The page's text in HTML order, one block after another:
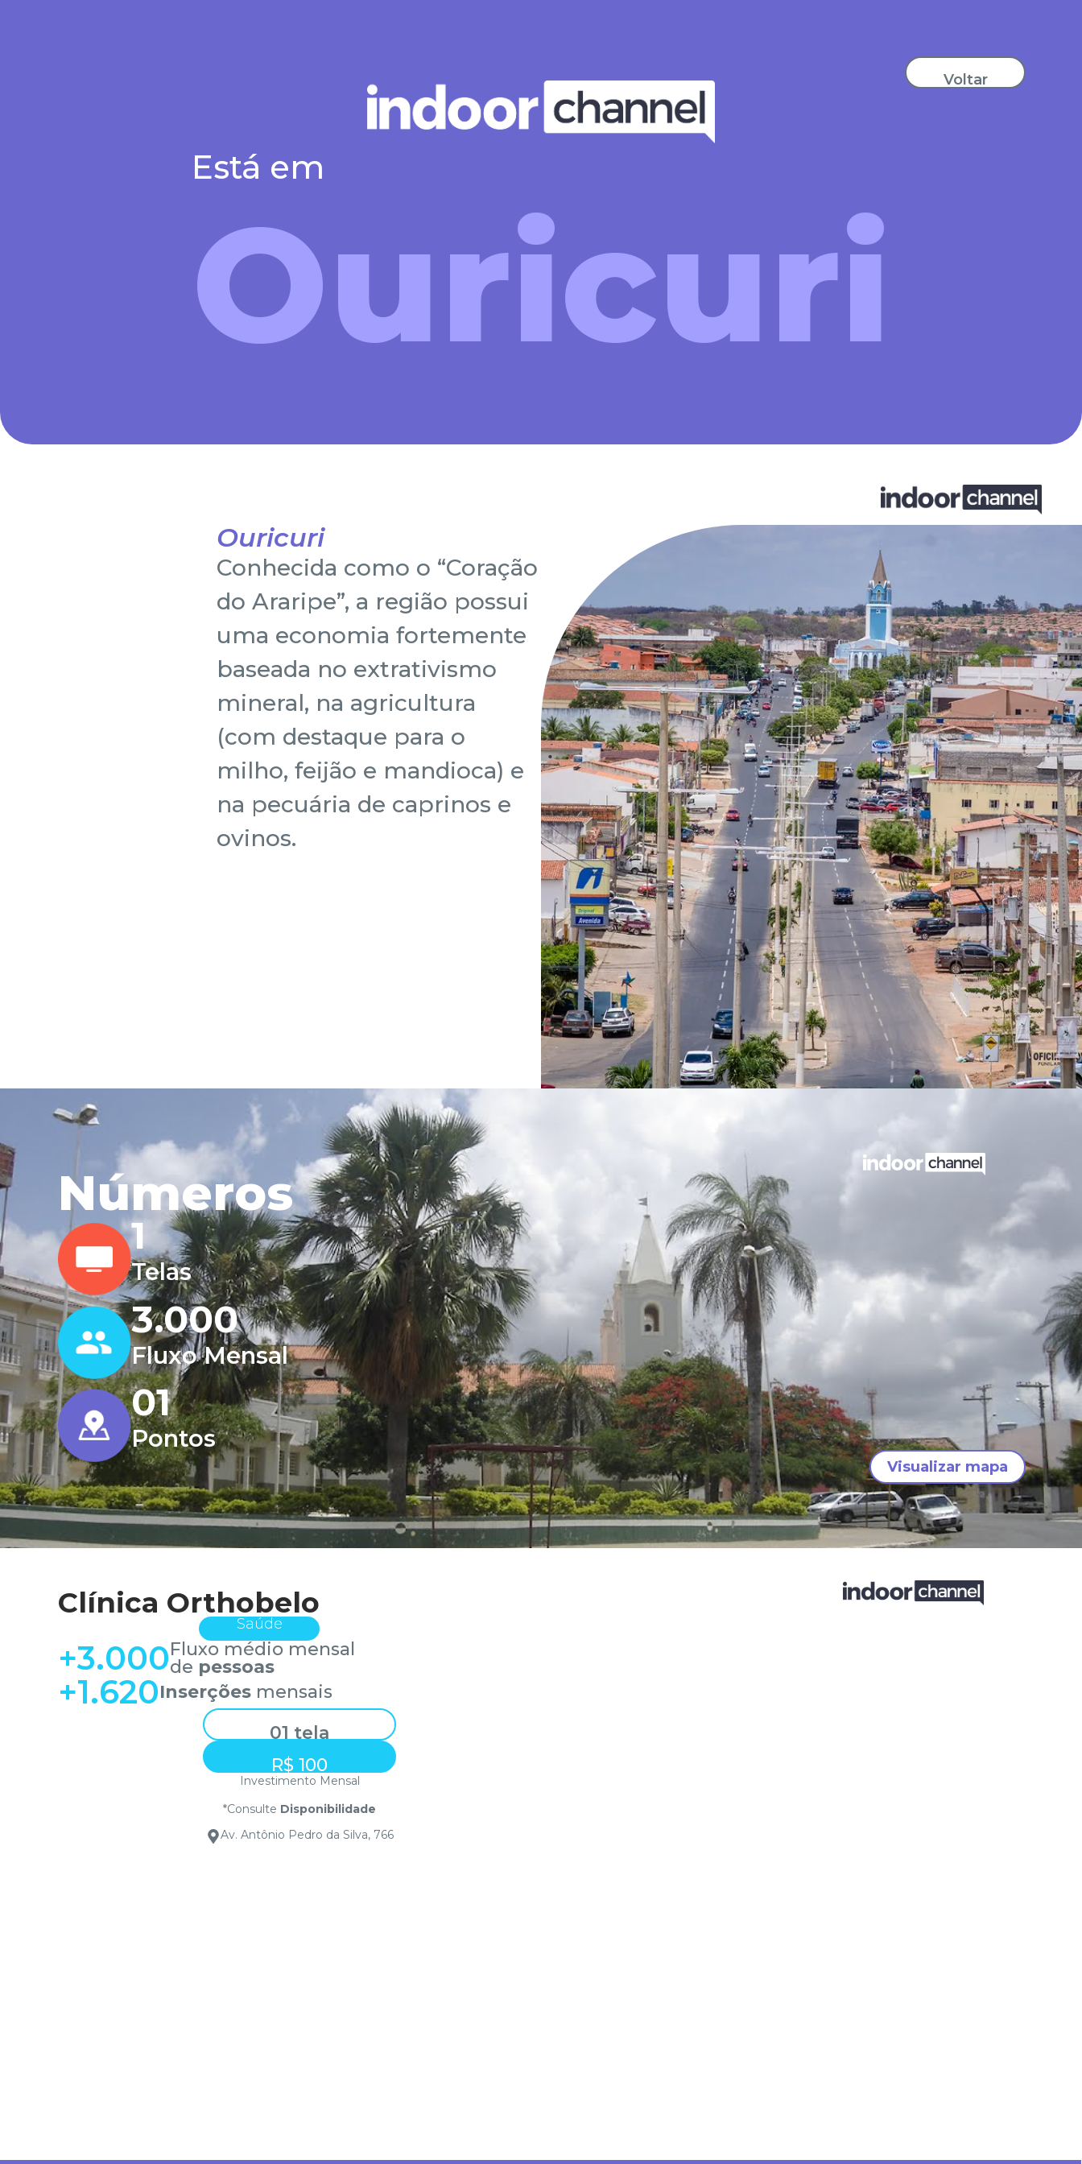
Voltar
Está em
Ouricuri
Ouricuri
Conhecida como o “Coração
do Araripe”, a região possui
uma economia fortemente
baseada no extrativismo
mineral, na agricultura
(com destaque para o
milho, feijão e mandioca) e
na pecuária de caprinos e
ovinos.
Números
1
Telas
3.000
Fluxo Mensal
01
Pontos
Visualizar mapa
Clínica Orthobelo
Saúde
+3.000Fluxo médio mensal
de pessoas
+1.620Inserções mensais
01 tela
R$ 100
Investimento Mensal
*Consulte Disponibilidade
Av. Antônio Pedro da Silva, 766